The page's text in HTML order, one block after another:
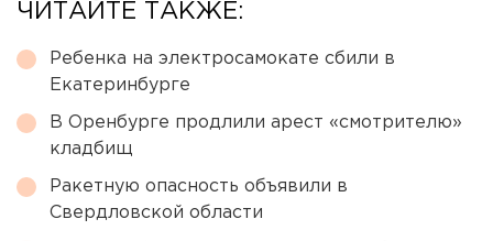
ЧИТАЙТЕ ТАКЖЕ:
Ребенка на электросамокате сбили в
Екатеринбурге
В Оренбурге продлили арест «смотрителю»
кладбищ
Ракетную опасность объявили в
Свердловской области